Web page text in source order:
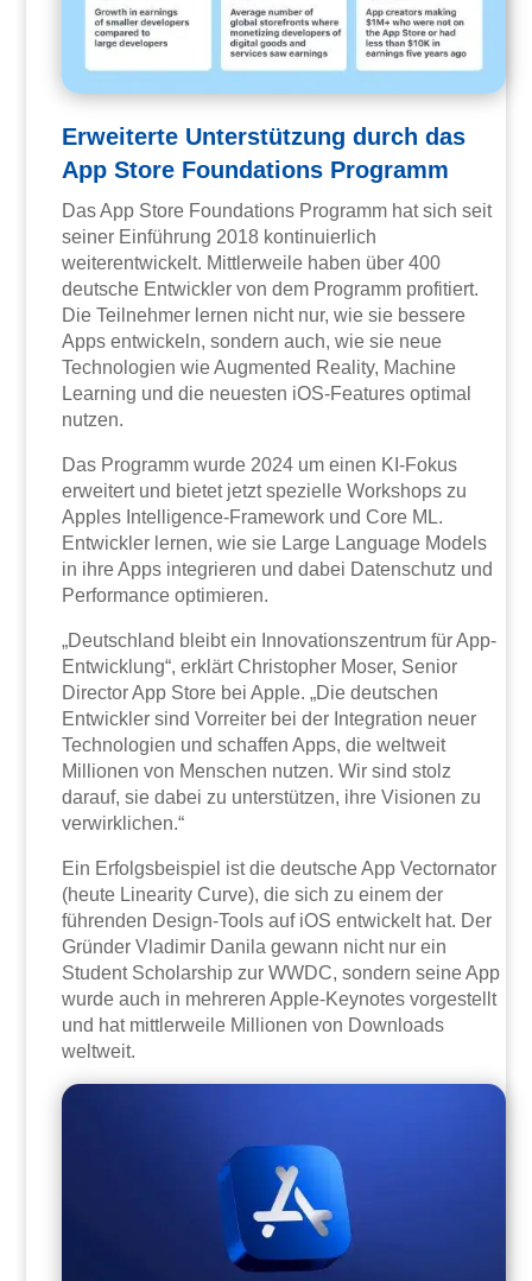
Erweiterte Unterstützung durch das
App Store Foundations Programm
Das App Store Foundations Programm hat sich seit
seiner Einführung 2018 kontinuierlich
weiterentwickelt. Mittlerweile haben über 400
deutsche Entwickler von dem Programm profitiert.
Die Teilnehmer lernen nicht nur, wie sie bessere
Apps entwickeln, sondern auch, wie sie neue
Technologien wie Augmented Reality, Machine
Learning und die neuesten iOS-Features optimal
nutzen.
Das Programm wurde 2024 um einen KI-Fokus
erweitert und bietet jetzt spezielle Workshops zu
Apples Intelligence-Framework und Core ML.
Entwickler lernen, wie sie Large Language Models
in ihre Apps integrieren und dabei Datenschutz und
Performance optimieren.
„Deutschland bleibt ein Innovationszentrum für App-
Entwicklung“, erklärt Christopher Moser, Senior
Director App Store bei Apple. „Die deutschen
Entwickler sind Vorreiter bei der Integration neuer
Technologien und schaffen Apps, die weltweit
Millionen von Menschen nutzen. Wir sind stolz
darauf, sie dabei zu unterstützen, ihre Visionen zu
verwirklichen.“
Ein Erfolgsbeispiel ist die deutsche App Vectornator
(heute Linearity Curve), die sich zu einem der
führenden Design-Tools auf iOS entwickelt hat. Der
Gründer Vladimir Danila gewann nicht nur ein
Student Scholarship zur WWDC, sondern seine App
wurde auch in mehreren Apple-Keynotes vorgestellt
und hat mittlerweile Millionen von Downloads
weltweit.